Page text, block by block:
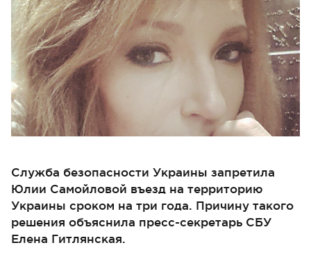
Служба безопасности Украины запретила
Юлии Самойловой въезд на территорию
Украины сроком на три года. Причину такого
решения объяснила пресс-секретарь СБУ
Елена Гитлянская.